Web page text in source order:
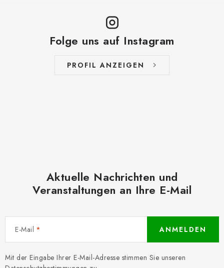
Folge uns auf Instagram
PROFIL ANZEIGEN
Aktuelle Nachrichten und
Veranstaltungen an Ihre E-Mail
E-Mail
Mit der Eingabe Ihrer E-Mail-Adresse stimmen Sie unseren
ANMELDEN